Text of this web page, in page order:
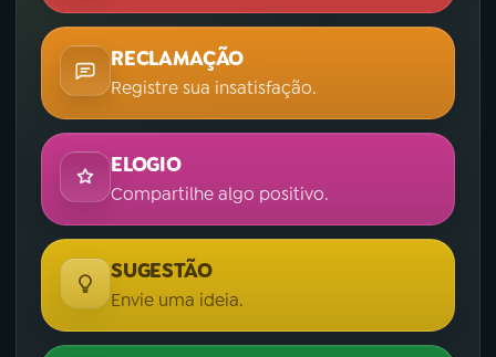
RECLAMAÇÃO
Registre sua insatisfação.
ELOGIO
Compartilhe algo positivo.
SUGESTÃO
Envie uma ideia.